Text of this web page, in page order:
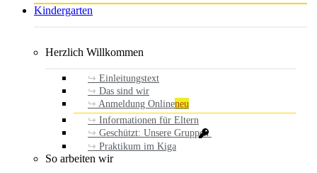
Kindergarten
Herzlich Willkommen
Einleitungstext
Das sind wir
Anmeldung Onlineneu
Informationen für Eltern
Geschützt: Unsere Gruppen
Praktikum im Kiga
So arbeiten wir